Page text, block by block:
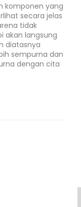
komponen yang
secara jelas
tidak
akan langsung
diatasnya
sempurna dan
dengan cita